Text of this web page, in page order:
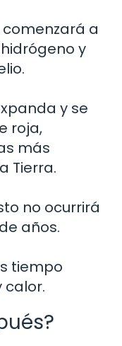
a
y
y se
roja,
más
Tierra.
no ocurrirá
años.
tiempo
calor.